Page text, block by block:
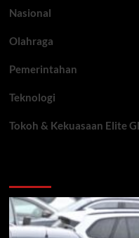
Nasional
Olahraga
Pemerintahan
Teknologi
Tokoh & Kekuasaan Elite